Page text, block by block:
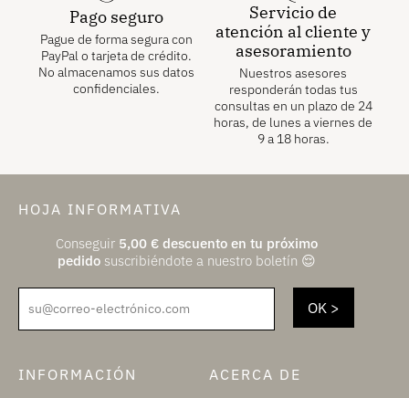
Pago seguro
Pague de forma segura con
PayPal o tarjeta de crédito.
No almacenamos sus datos
confidenciales.
Servicio de
atención al cliente y
asesoramiento
Nuestros asesores
responderán todas tus
consultas en un plazo de 24
horas, de lunes a viernes de
9 a 18 horas.
HOJA INFORMATIVA
Conseguir 5,00 €descuento en tu próximo
pedidosuscribiéndote a nuestro boletín 😌
su@correo-electrónico.com
INFORMACIÓN ACERCA DE